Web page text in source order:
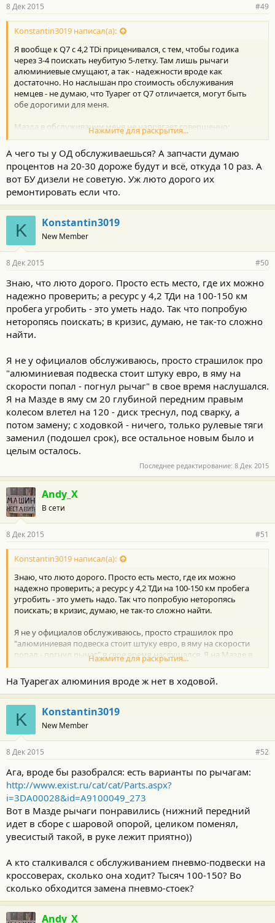
8 Дек 2015 #49
Konstantin3019 написал(а):
Я вообще к Q7 с 4,2 TDi приценивался, с тем, чтобы годика
через 3-4 поискать неубитую 5-летку. Там лишь рычаги
алюминиевые смущают, а так - надежности вроде как
достаточно. Но наслышан про стоимость обслуживания
немцев - не думаю, что Туарег от Q7 отличается, могут быть
обе дорогими для меня.
Мазда в обслуживании меня не напрягает совершенно;
понятно, что кроссовер подороже в содержании будет, но не в
10 раз-то? Топливо не волнует, конечно, было бы странно
любить ездить и экономить бензин) а я за рулем реально
отдыхаю.
Нажмите для раскрытия...
А чего ты у ОД обслуживаешься? А запчасти думаю
процентов на 20-30 дороже будут и всё, откуда 10 раз. А
вот БУ дизели не советую. Уж люто дорого их
ремонтировать если что.
K Konstantin3019
New Member
8 Дек 2015 #50
Знаю, что люто дорого. Просто есть место, где их можно
надежно проверить; а ресурс у 4,2 ТДи на 100-150 км
пробега угробить - это уметь надо. Так что попробую
неторопясь поискать; в кризис, думаю, не так-то сложно
найти.
Я не у официалов обслуживаюсь, просто страшилок про
"алюминиевая подвеска стоит штуку евро, в яму на
скорости попал - погнул рычаг" в свое время наслушался.
Я на Мазде в яму см 20 глубиной передним правым
колесом влетел на 120 - диск треснул, под сварку, а
потом замену; с ходовкой - ничего, только рулевые тяги
заменил (подошел срок), все остальное новым было и
целым осталось.
Последнее редактирование: 8 Дек 2015
Andy_X
В сети
8 Дек 2015 #51
Konstantin3019 написал(а):
Знаю, что люто дорого. Просто есть место, где их можно
надежно проверить; а ресурс у 4,2 ТДи на 100-150 км пробега
угробить - это уметь надо. Так что попробую неторопясь
поискать; в кризис, думаю, не так-то сложно найти.
Я не у официалов обслуживаюсь, просто страшилок про
"алюминиевая подвеска стоит штуку евро, в яму на скорости
попал - погнул рычаг" в свое время наслушался. Я на Мазде в
яму см 20 глубиной передним правым колесом влетел на 120 -
лиск треснул, под сварку, а потом замену; с ходовкой - ничего,
только рулевые тяги заменил (подошел срок), все остальное
новым было и целым осталось.
Нажмите для раскрытия...
На Туарегах алюминия вроде ж нет в ходовой.
K Konstantin3019
New Member
8 Дек 2015 #52
Ага, вроде бы разобрался: есть варианты по рычагам:
http://www.exist.ru/cat/cat/Parts.aspx?
i=3DA00028&id=A9100049_273
Вот в Мазде рычаги понравились (нижний передний
идет в сборе с шаровой опорой, целиком поменял,
увесистый такой, в руке лежит приятно))
А кто сталкивался с обслуживанием пневмо-подвески на
кроссоверах, сколько она ходит? Тысяч 100-150? Во
сколько обходится замена пневмо-стоек?
Andy_X